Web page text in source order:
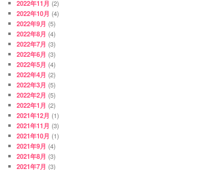
2022年11月 (2)
2022年10月 (4)
2022年9月 (5)
2022年8月 (4)
2022年7月 (3)
2022年6月 (3)
2022年5月 (4)
2022年4月 (2)
2022年3月 (5)
2022年2月 (5)
2022年1月 (2)
2021年12月 (1)
2021年11月 (3)
2021年10月 (1)
2021年9月 (4)
2021年8月 (3)
2021年7月 (3)